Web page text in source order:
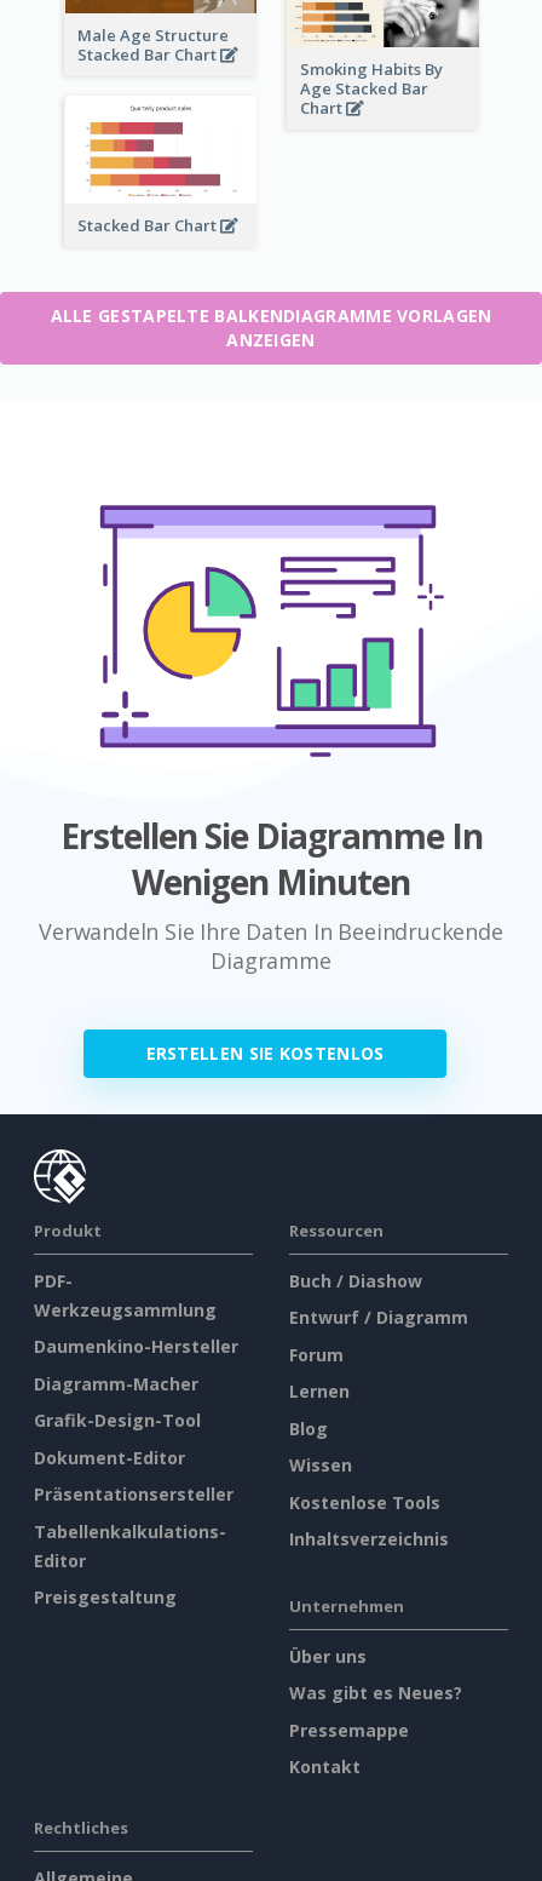
Male Age Structure
Stacked Bar Chart
Smoking Habits By
Age Stacked Bar
Chart
Stacked Bar Chart
ALLE GESTAPELTE BALKENDIAGRAMME VORLAGEN
ANZEIGEN
Erstellen Sie Diagramme In
Wenigen Minuten
Verwandeln Sie Ihre Daten In Beeindruckende
Diagramme
ERSTELLEN SIE KOSTENLOS
Produkt
PDF-
Werkzeugsammlung
Daumenkino-Hersteller
Diagramm-Macher
Grafik-Design-Tool
Dokument-Editor
Präsentationsersteller
Tabellenkalkulations-
Editor
Preisgestaltung
Ressourcen
Buch / Diashow
Entwurf / Diagramm
Forum
Lernen
Blog
Wissen
Kostenlose Tools
Inhaltsverzeichnis
Unternehmen
Über uns
Was gibt es Neues?
Pressemappe
Kontakt
Rechtliches